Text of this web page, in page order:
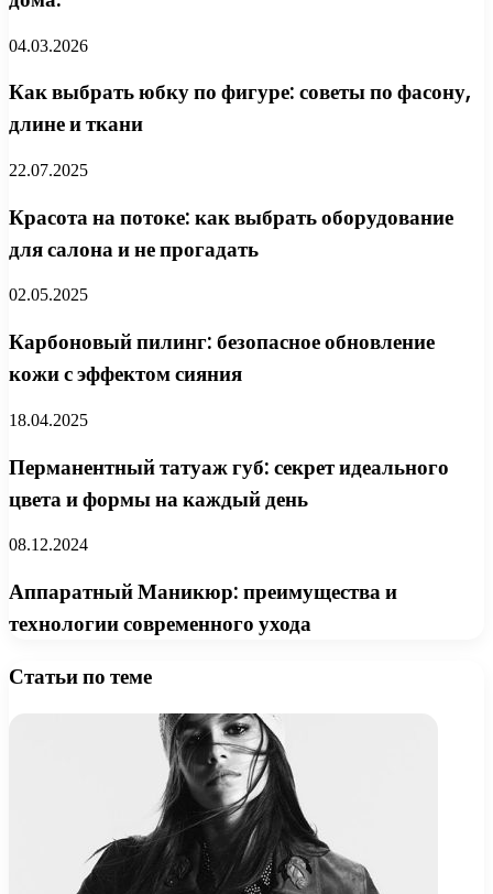
04.03.2026
Как выбрать юбку по фигуре: советы по фасону,
длине и ткани
22.07.2025
Красота на потоке: как выбрать оборудование
для салона и не прогадать
02.05.2025
Карбоновый пилинг: безопасное обновление
кожи с эффектом сияния
18.04.2025
Перманентный татуаж губ: секрет идеального
цвета и формы на каждый день
08.12.2024
Аппаратный Маникюр: преимущества и
технологии современного ухода
Статьи по теме